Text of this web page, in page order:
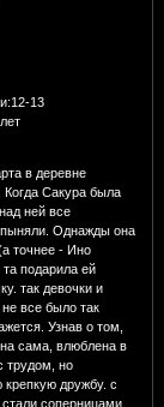
13
в деревне
Когда Сакура была
ней все
Однажды она
точнее - Ино
подарила ей
так девочки и
все было так
Узнав о том,
сама, влюблена в
трудом, но
крепкую дружбу. с
соперницами.